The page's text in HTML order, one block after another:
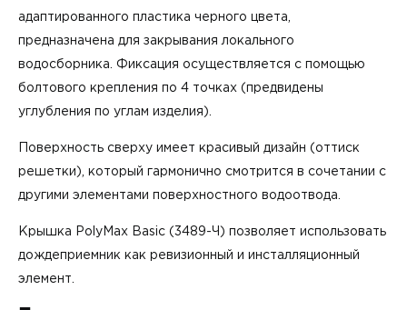
адаптированного пластика черного цвета,
предназначена для закрывания локального
водосборника. Фиксация осуществляется с помощью
болтового крепления по 4 точках (предвидены
углубления по углам изделия).
Поверхность сверху имеет красивый дизайн (оттиск
решетки), который гармонично смотрится в сочетании с
другими элементами поверхностного водоотвода.
Крышка PolyMax Basic (3489-Ч) позволяет использовать
дождеприемник как ревизионный и инсталляционный
элемент.